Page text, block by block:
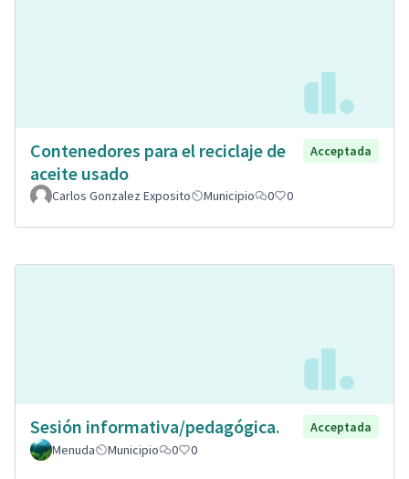
Contenedores para el reciclaje de
aceite usado
Acceptada
Carlos Gonzalez Exposito Municipio 0 0
Sesión informativa/pedagógica.
Acceptada
Menuda
Municipio 0 0